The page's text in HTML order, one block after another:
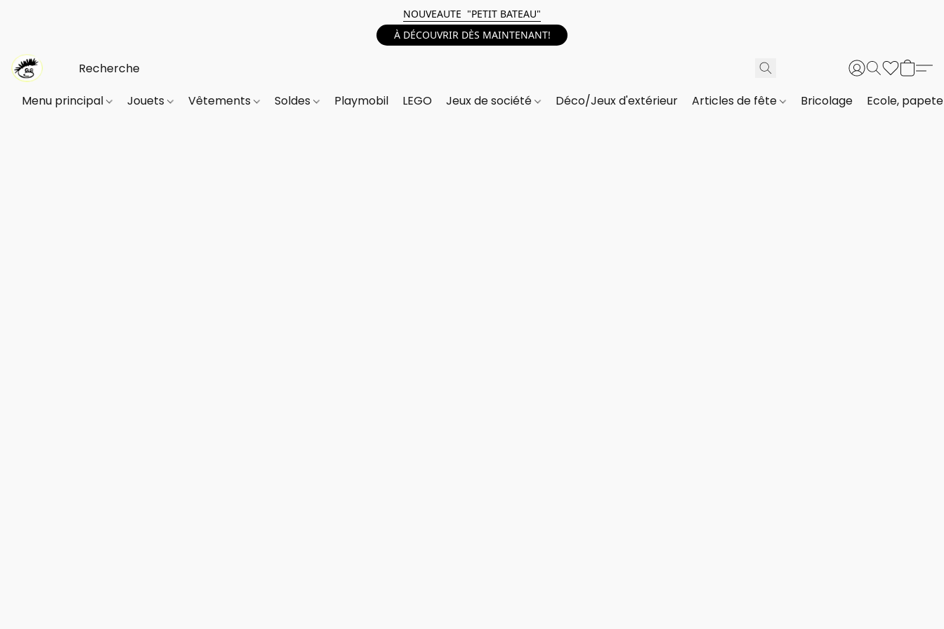
NOUVEAUTE "PETIT BATEAU"
À DÉCOUVRIR DÈS MAINTENANT!
Menu principal Jouets Vêtements Soldes Playmobil LEGO Jeux de société Déco/Jeux d'extérieur Articles de fête Bricolage Ecole,